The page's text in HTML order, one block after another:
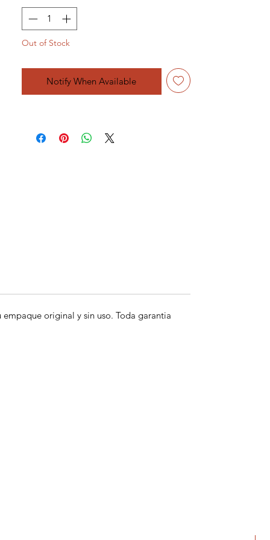
Out of Stock
Notify When Available
original y sin uso. Toda garantia